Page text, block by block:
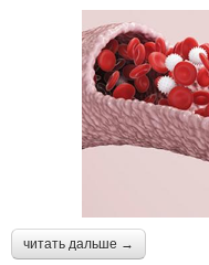
читать дальше →